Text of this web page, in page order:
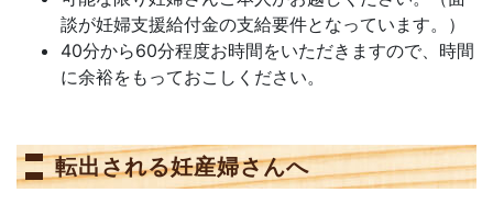
談が妊婦支援給付金の支給要件となっています。）
40分から60分程度お時間をいただきますので、時間
に余裕をもっておこしください。
転出される妊産婦さんへ